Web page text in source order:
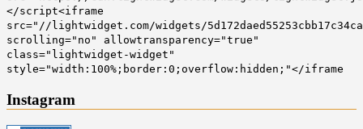
</script<iframe
src="//lightwidget.com/widgets/
scrolling="no" allowtransparency="true"
class="lightwidget-widget"
style="width:100%;border:0;overflow:hidden;"</iframe
Instagram